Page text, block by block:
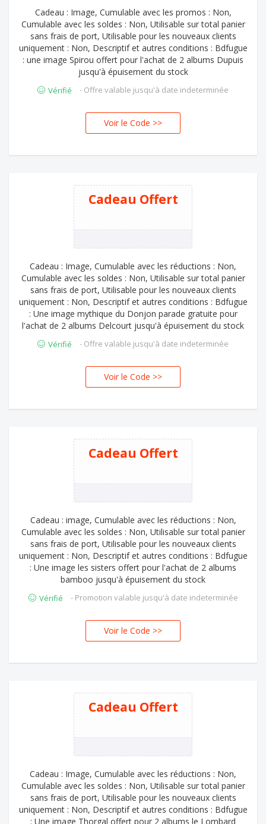
Cadeau : Image, Cumulable avec les promos : Non,
Cumulable avec les soldes : Non, Utilisable sur total panier
sans frais de port, Utilisable pour les nouveaux clients
uniquement : Non, Descriptif et autres conditions : Bdfugue
: une image Spirou offert pour l'achat de 2 albums Dupuis
jusqu'à épuisement du stock
Vérifié - Offre valable jusqu'à date indeterminée
ROU
Voir le Code >>
Cadeau Offert
Cadeau : Image, Cumulable avec les réductions : Non,
Cumulable avec les soldes : Non, Utilisable sur total panier
sans frais de port, Utilisable pour les nouveaux clients
uniquement : Non, Descriptif et autres conditions : Bdfugue
: Une image mythique du Donjon parade gratuite pour
l'achat de 2 albums Delcourt jusqu'à épuisement du stock
Vérifié - Offre valable jusqu'à date indeterminée
JON
Voir le Code >>
Cadeau Offert
Cadeau : image, Cumulable avec les réductions : Non,
Cumulable avec les soldes : Non, Utilisable sur total panier
sans frais de port, Utilisable pour les nouveaux clients
uniquement : Non, Descriptif et autres conditions : Bdfugue
: Une image les sisters offert pour l'achat de 2 albums
bamboo jusqu'à épuisement du stock
Vérifié - Promotion valable jusqu'à date indeterminée
ERS
Voir le Code >>
Cadeau Offert
Cadeau : Image, Cumulable avec les réductions : Non,
Cumulable avec les soldes : Non, Utilisable sur total panier
sans frais de port, Utilisable pour les nouveaux clients
uniquement : Non, Descriptif et autres conditions : Bdfugue
: Une image Thorgal offert pour 2 albums le Lombard